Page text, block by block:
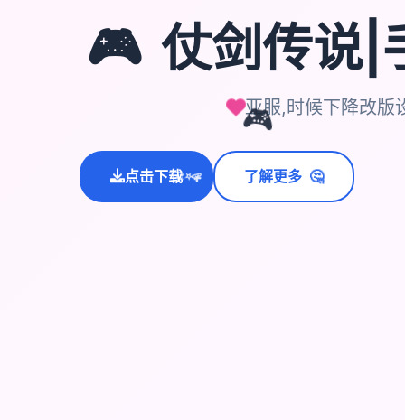
🎮
🎮 仗剑传说|
亚服,时候下降改版
点击下载
✨⭐💫 了解更多 🤔